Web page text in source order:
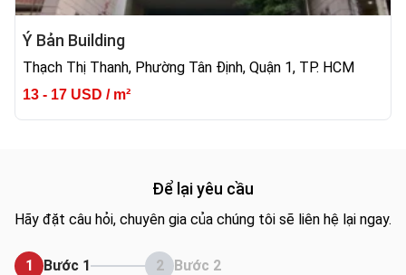
Ý Bản Building
Thạch Thị Thanh, Phường Tân Định, Quận 1, TP. HCM
13 - 17 USD / m²
Để lại yêu cầu
Hãy đặt câu hỏi, chuyên gia của chúng tôi sẽ liên hệ lại ngay.
1 Bước 1 2 Bước 2